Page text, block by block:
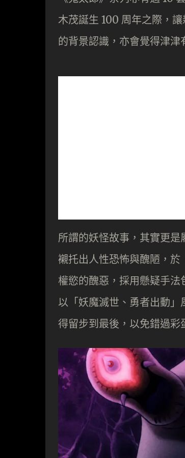
木茂誕生 100 周年之際，
的背景認識，亦會覺得津津
所謂的妖怪故事，其實更
襯托出人性恐怖與醜陋，
權慾的醜惡，採用懸疑手
以「妖魔滅世、勇者出動
得留步到最後，以免錯過彩